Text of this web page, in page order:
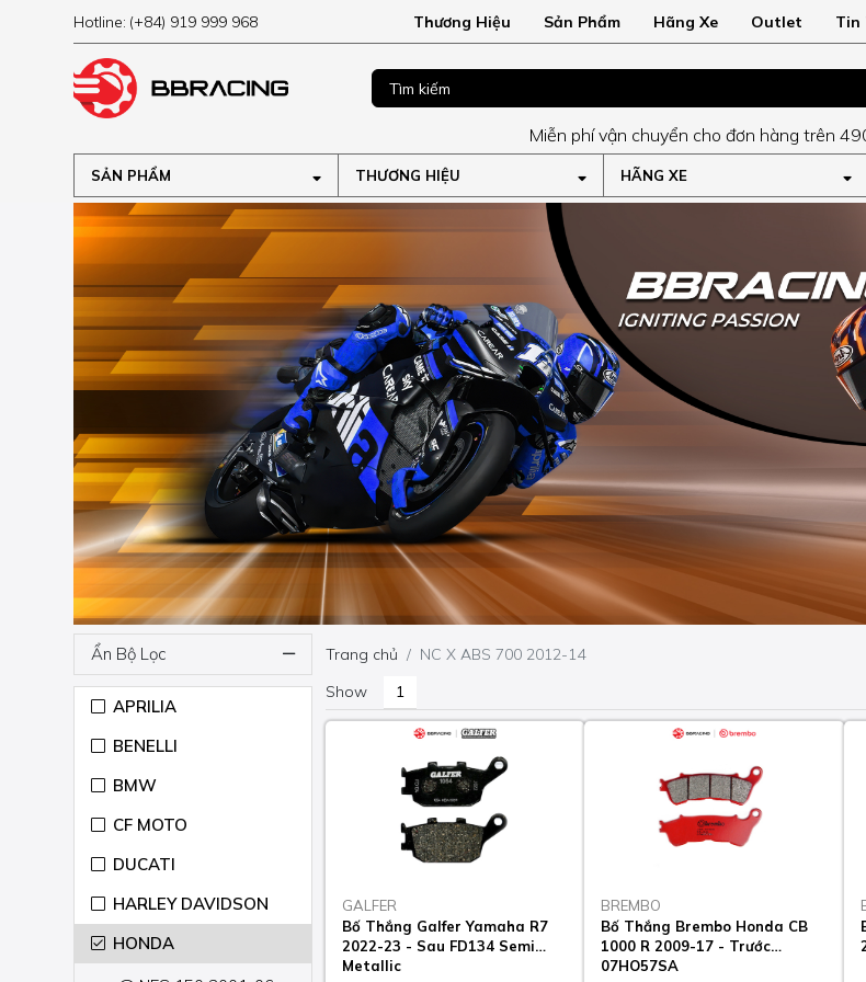
Hotline: (+84) 919 999 968 Thương Hiệu Sản Phẩm Hãng Xe Outlet Tin
Miễn phí vận chuyển cho đơn hàng trên
SẢN PHẨM THƯƠNG HIỆU HÃNG XE
Ẩn Bộ Lọc
APRILIA
BENELLI
BMW
CF MOTO
DUCATI
HARLEY DAVIDSON
HONDA
Trang chủ
NC X ABS 700 2012-14
Show
GALFER
Bố Thắng Galfer Yamaha R7
2022-23 - Sau FD134 Semi
Metallic
BREMBO
Bố Thắng Brembo Honda CB
1000 R 2009-17 - Trước
07HO57SA